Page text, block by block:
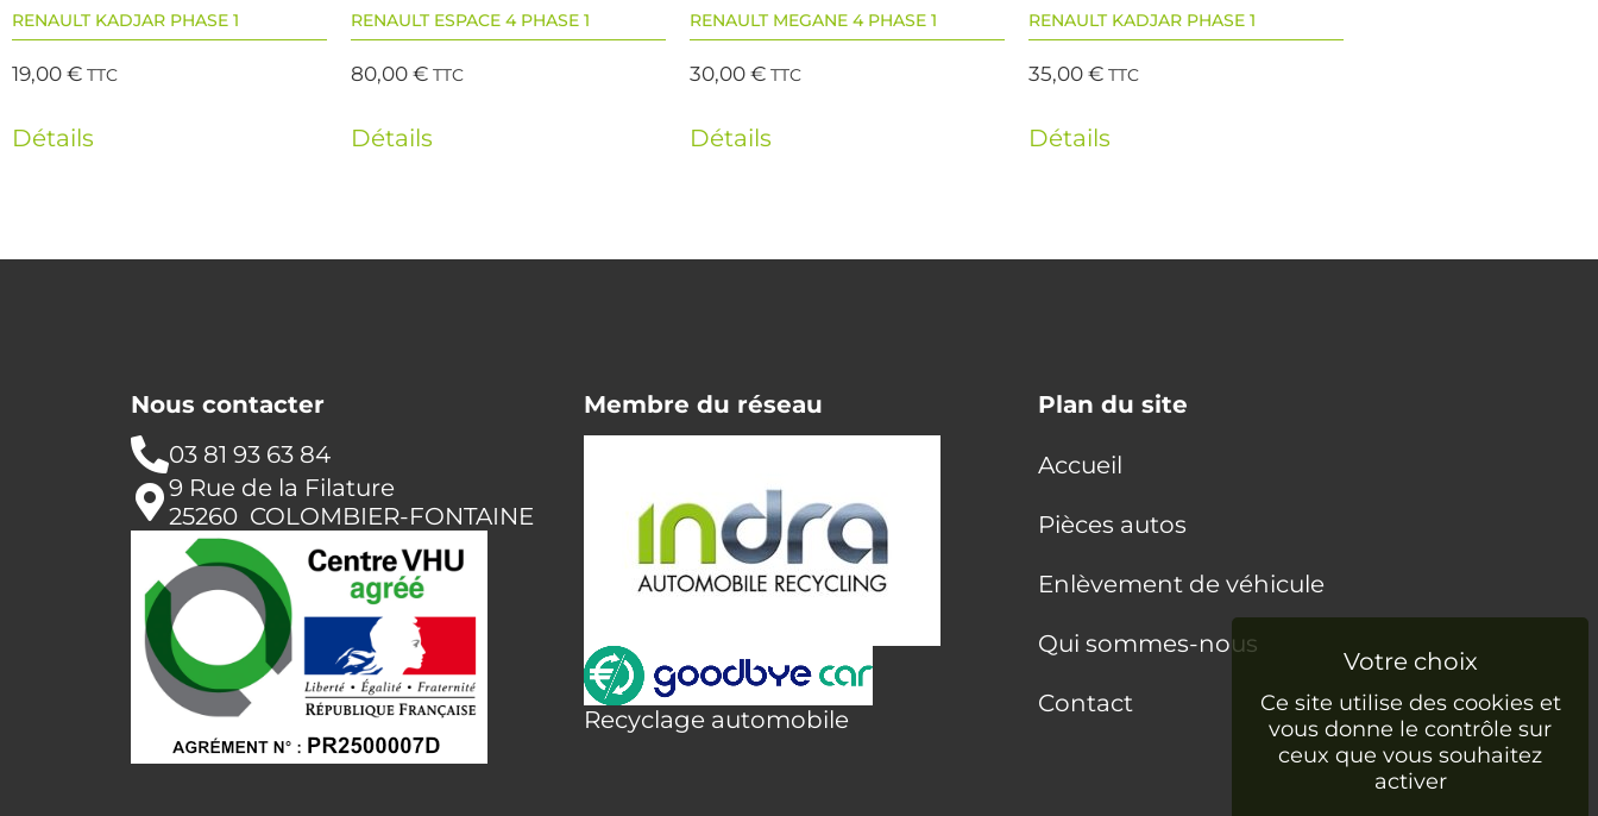
RENAULT KADJAR PHASE 1
19,00€ TTC
Détails
RENAULT ESPACE 4 PHASE 1
80,00€ TTC
Détails
RENAULT MEGANE 4 PHASE 1
30,00€ TTC
Détails
RENAULT KADJAR PHASE 1
35,00€ TTC
Détails
Nous contacter
03 81 93 63 84
9 Rue de la Filature
25260 COLOMBIER-FONTAINE
Membre du réseau
Recyclage automobile
Plan du site
Accueil
Pièces autos
Enlèvement de véhicule
Qui sommes-nous
Contact
Ce site utilise des cookies et
vous donne le contrôle sur
ceux que vous souhaitez
activer